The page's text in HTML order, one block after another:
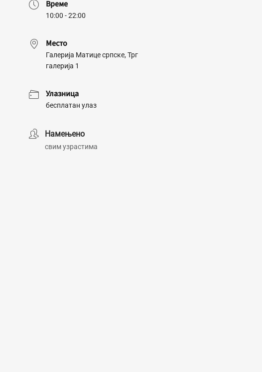
Време
10:00 - 22:00
Место
Галерија Матице српске, Трг
галерија 1
Улазница
бесплатан улаз
Намењено
свим узрастима